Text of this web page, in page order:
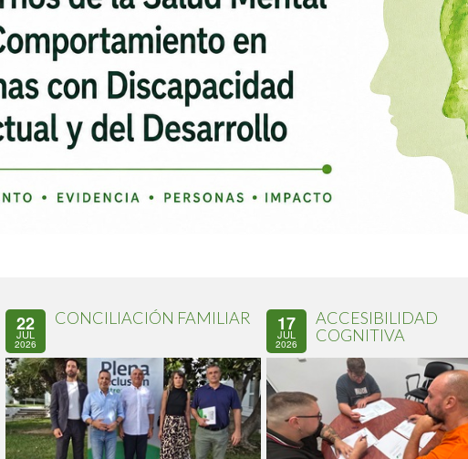
22
JUL
2026
CONCILIACIÓN FAMILIAR 17
JUL
2026
ACCESIBILIDAD
COGNITIVA